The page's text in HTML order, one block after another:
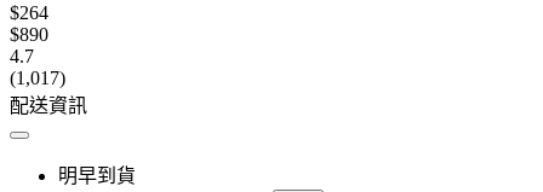
$264
$890
4.7
(1,017)
配送資訊
明早到貨